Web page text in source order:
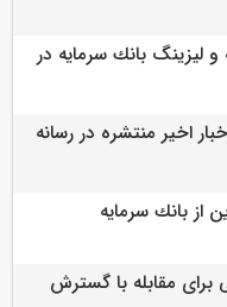
و ليزينگ بانك سرمايه در
اخیر منتشره در رسانه
از بانك سرمايه
برای مقابله با گسترش